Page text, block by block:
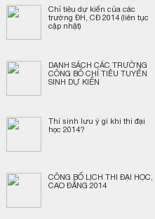
Chỉ tiêu dự kiến của các
trường ĐH, CĐ 2014 (liên tục
cập nhật)
DANH SÁCH CÁC TRƯỜNG
CÔNG BỐ CHỈ TIÊU TUYỂN
SINH DỰ KIẾN
Thí sinh lưu ý gì khi thi đại
học 2014?
CÔNG BỐ LỊCH THI ĐẠI HỌC,
CAO ĐẲNG 2014